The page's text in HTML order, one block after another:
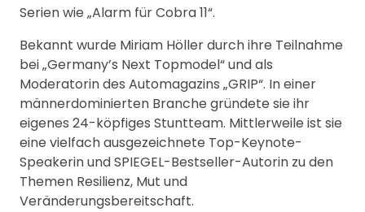
Serien wie „Alarm für Cobra 11“.
Bekannt wurde Miriam Höller durch ihre Teilnahme
bei „Germany’s Next Topmodel“ und als
Moderatorin des Automagazins „GRIP“. In einer
männerdominierten Branche gründete sie ihr
eigenes 24-köpfiges Stuntteam. Mittlerweile ist sie
eine vielfach ausgezeichnete Top-Keynote-
Speakerin und SPIEGEL-Bestseller-Autorin zu den
Themen Resilienz, Mut und
Veränderungsbereitschaft.